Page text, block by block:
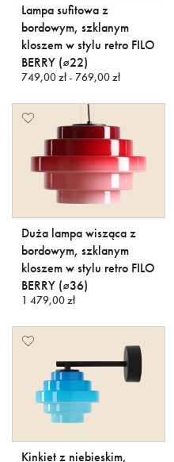
Lampa sufitowa z
bordowym, szklanym
kloszem w stylu retro FILO
BERRY (⌀22)
749,00 zł - 769,00 zł
Duża lampa wisząca z
bordowym, szklanym
kloszem w stylu retro FILO
BERRY (⌀36)
1 479,00 zł
Kinkiet z niebieskim,